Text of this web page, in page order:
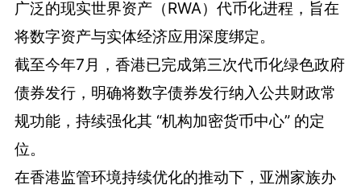
广泛的现实世界资产（RWA）代币化进程，旨在
将数字资产与实体经济应用深度绑定。
截至今年7月，香港已完成第三次代币化绿色政府
债券发行，明确将数字债券发行纳入公共财政常
规功能，持续强化其 “机构加密货币中心” 的定
位。
在香港监管环境持续优化的推动下，亚洲家族办